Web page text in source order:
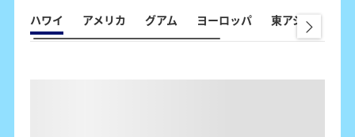
ハワイ
アメリカ グアム ヨーロッパ 東アジア